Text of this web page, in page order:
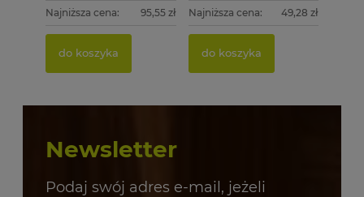
Najniższa cena: 95,55 zł
do koszyka
Najniższa cena: 49,28 zł
do koszyka
Newsletter
Podaj swój adres e-mail, jeżeli